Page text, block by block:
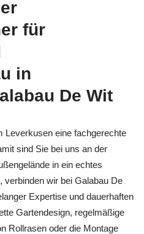
für
in
De Wit
Leverkusen eine fachgerechte
sind Sie bei uns an der
in ein echtes
wir bei Galabau De
Expertise und dauerhaften
Gartendesign, regelmäßige
Rollrasen oder die Montage